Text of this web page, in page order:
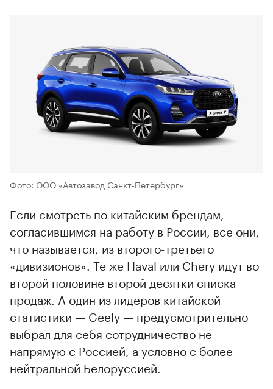
Фото: ООО «Автозавод Санкт-Петербург»
Если смотреть по китайским брендам,
согласившимся на работу в России, все они,
что называется, из второго-третьего
«дивизионов». Те же Haval или Chery идут во
второй половине второй десятки списка
продаж. А один из лидеров китайской
статистики — Geely — предусмотрительно
выбрал для себя сотрудничество не
напрямую с Россией, а условно с более
нейтральной Белоруссией.